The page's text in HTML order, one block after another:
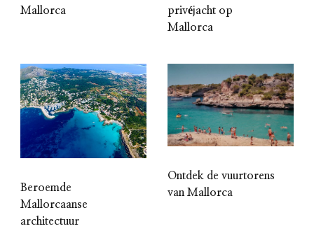
Mallorca
privéjacht op
Mallorca
Beroemde
Mallorcaanse
architectuur
Ontdek de vuurtorens
van Mallorca